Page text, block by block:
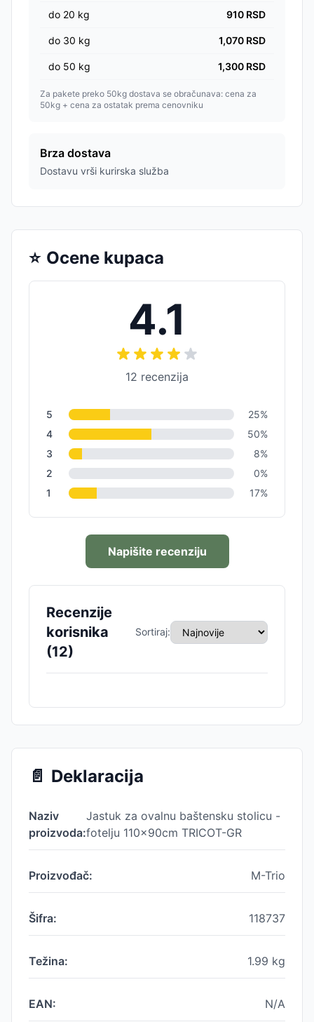
do 20 kg 910 RSD
do 30 kg 1,070 RSD
do 50 kg 1,300 RSD
Za pakete preko 50kg dostava se obračunava: cena za
50kg + cena za ostatak prema cenovniku
Brza dostava
Dostavu vrši kurirska služba
⭐ Ocene kupaca
4.1
12 recenzija
5 25%
4
50%
3
8%
2
0%
1
17%
Napišite recenziju
Recenzije
korisnika
(12)
Sortiraj:
📄 Deklaracija
Naziv
proizvoda:
Jastuk za ovalnu baštensku stolicu -
fotelju 110x90cm TRICOT-GR
Proizvođač: M-Trio
Šifra: 118737
Težina: 1.99 kg
EAN: N/A